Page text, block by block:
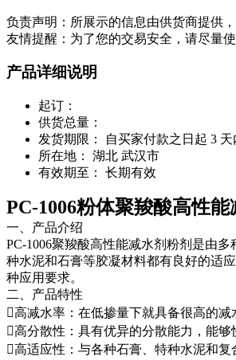
负责声明：所展示的信息由供货商提供
友情提醒：为了您的交易安全，请尽量
产品详细说明
起订：
供货总量：
发货期限：
自买家付款之日起 3 天
所在地：
湖北 武汉市
有效期至：
长期有效
PC-1006粉体聚羧酸高性能
一、产品介绍
PC-1006聚羧酸高性能减水剂粉剂是由
种水泥和石膏等胶凝材料都有良好的适
种应用要求。
二、产品特性
高减水率：在低掺量下就具备很高的
高分散性：具有优异的分散能力，能
高适应性：与各种石膏、特种水泥和